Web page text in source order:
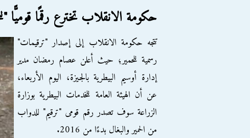
حكومة الانقلاب تخترع رقمًا قوميًّا
تتجه حكومة الانقلاب إلى إصدار "ترقيمات"
رسمية للحمير؛ حيث أعلن عصام رمضان مدير
إدارة أوسيم البيطرية بالجيزة، اليوم الأربعاء،
عن أن الهيئة العامة للخدمات البيطرية بوزارة
الزراعة سوف تصدر رقم قومى "ترقيم" للدواب
من الحمير والبغال بدءًا من 2016.